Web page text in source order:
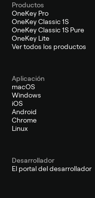
Productos
OneKey Pro
OneKey Classic 1S
OneKey Classic 1S Pure
OneKey Lite
Ver todos los productos
Aplicación
macOS
Windows
iOS
Android
Chrome
Linux
Desarrollador
El portal del desarrollador